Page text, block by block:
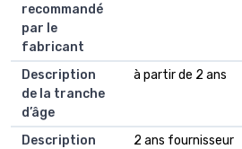
recommandé
par le
fabricant
Description
de la tranche
d’âge
à partir de 2 ans
Description
2 ans fournisseur